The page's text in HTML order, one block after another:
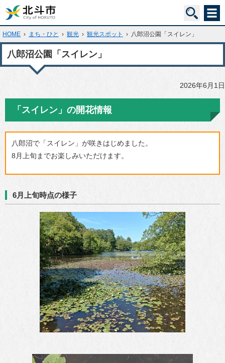
HOME › まち・ひと › 観光 › 観光スポット › 八郎沼公園「スイレン」
八郎沼公園「スイレン」
2026年6月1日
「スイレン」の開花情報
八郎沼で「スイレン」が咲きはじめました。
8月上旬までお楽しみいただけます。
6月上旬時点の様子